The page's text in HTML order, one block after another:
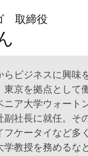
取締役
らビジネスに興味
東京を拠点として
ニア大学ウォート
副社長に就任。そ
フケータイなど多
学教授を務める